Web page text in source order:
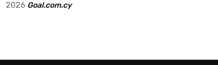
2026 Goal.com.cy